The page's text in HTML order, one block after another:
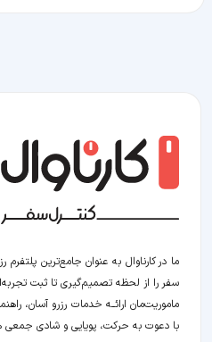
ما در کارناوال به عنوان جامع‌ترین
سفر را از لحظه‌ تصمیم‌گیری تا ثبت
ماموریت‌مان اراﺋــﻪ خدمات رزرو آسان،
با دعوت به حرکت، پویایی و شادی جمعی